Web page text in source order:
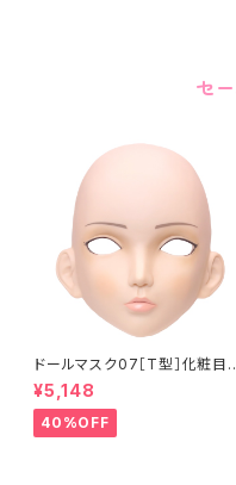
セ
ドールマスク07［T型］化粧目
処理済 MASK07 [DOLL T] O
pening eye hole and make
up
¥5,148
40%OFF